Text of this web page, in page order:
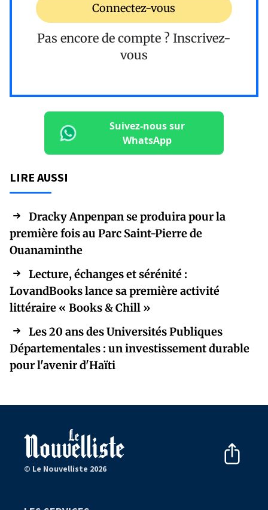
Connectez-vous
Pas encore de compte ? Inscrivez-
vous
Suivez-nous sur
WhatsApp
LIRE AUSSI
Dracky Anpenpan se produira pour la
première fois au Parc Saint-Pierre de
Ouanaminthe
Lecture, échanges et sérénité :
LovandBooks lance sa première activité
littéraire « Books & Chill »
Les 20 ans des Universités Publiques
Départementales : un investissement durable
pour l'avenir d'Haïti
© Le Nouvelliste 2026